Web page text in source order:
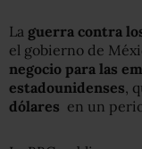
La guerra contra
el gobierno de
negocio para las
estadounidenses,
dólares en un